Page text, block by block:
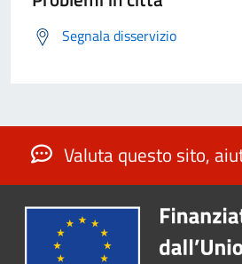
Segnala disservizio
Valuta questo sito,